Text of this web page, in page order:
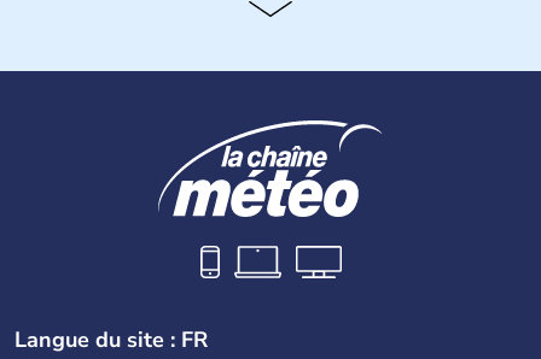
Le peuple Helvète est à l'origine de la fondation de la
féodal marque la naissance de la Suisse sous la forme
d'une alliance composée de plusieurs cantons. L'Etat
fédéral n'est créé qu'en 1848 et signe l'abolition des
frontières, ainsi que l'établissement d'une monnaie
unique et d'une armée. La première constitution est
rédigée à la même année, le droit de référendum est
ajouté 26 ans plus tard.
Langue du site : FR